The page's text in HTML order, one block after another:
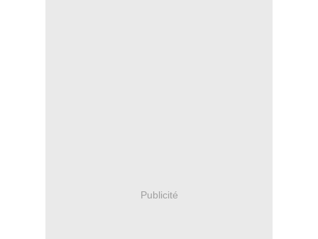
Publicité